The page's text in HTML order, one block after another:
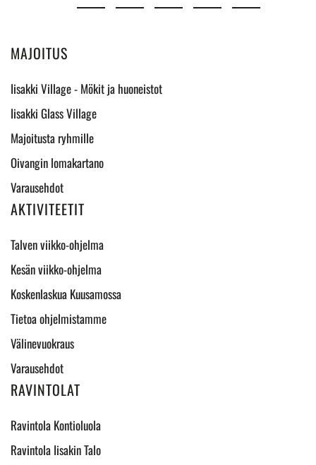
MAJOITUS
Iisakki Village - Mökit ja huoneistot
Iisakki Glass Village
Majoitusta ryhmille
Oivangin lomakartano
Varausehdot
AKTIVITEETIT
Talven viikko-ohjelma
Kesän viikko-ohjelma
Koskenlaskua Kuusamossa
Tietoa ohjelmistamme
Välinevuokraus
Varausehdot
RAVINTOLAT
Ravintola Kontioluola
Ravintola Iisakin Talo